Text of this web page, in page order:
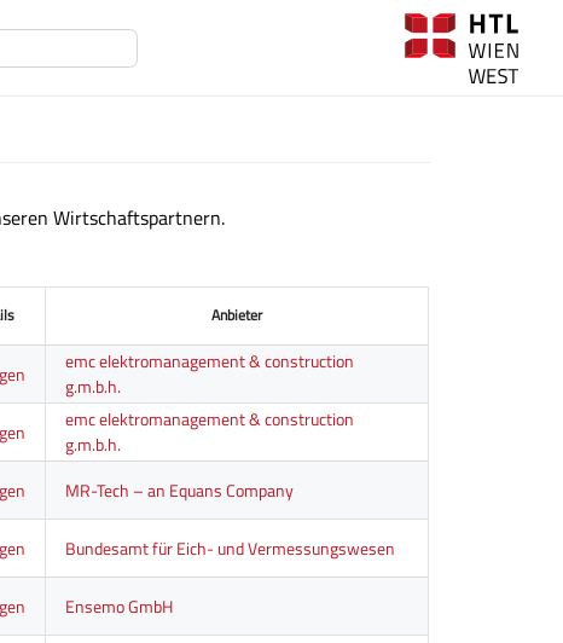
Wirtschaftspartnern.
Anbieter
emc elektromanagement & construction
g.m.b.h.
emc elektromanagement & construction
g.m.b.h.
MR-Tech – an Equans Company
Bundesamt für Eich- und Vermessungswesen
Ensemo GmbH